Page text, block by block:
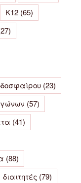
Κ12 (65)
(23)
(57)
(41)
(88)
διαιτητές (79)